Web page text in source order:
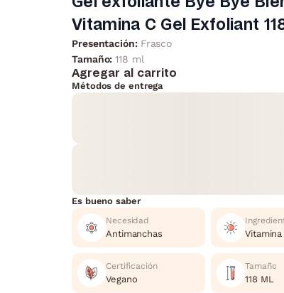
Vitamina C Gel Exfoliant
Presentación: Frasco
Tamaño:118 ml
Agregar al carrito
Métodos de entrega
Es bueno saber
Necesidad
Antimanchas Vitamina
Certificación
Vegano
Tamaño
118 ML